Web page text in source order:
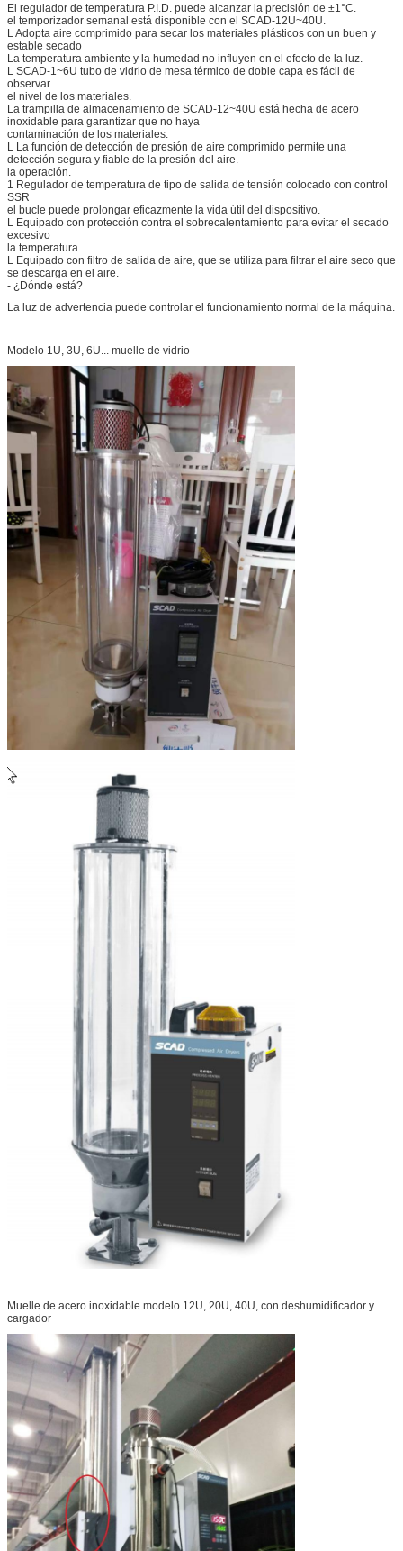
El regulador de temperatura P.I.D. puede alcanzar la precisión de ±1°C.
el temporizador semanal está disponible con el SCAD-12U~40U.
L Adopta aire comprimido para secar los materiales plásticos con un buen y
estable secado
La temperatura ambiente y la humedad no influyen en el efecto de la luz.
L SCAD-1~6U tubo de vidrio de mesa térmico de doble capa es fácil de
observar
el nivel de los materiales.
La trampilla de almacenamiento de SCAD-12~40U está hecha de acero
inoxidable para garantizar que no haya
contaminación de los materiales.
L La función de detección de presión de aire comprimido permite una
detección segura y fiable de la presión del aire.
la operación.
1 Regulador de temperatura de tipo de salida de tensión colocado con control
SSR
el bucle puede prolongar eficazmente la vida útil del dispositivo.
L Equipado con protección contra el sobrecalentamiento para evitar el secado
excesivo
la temperatura.
L Equipado con filtro de salida de aire, que se utiliza para filtrar el aire seco que
se descarga en el aire.
- ¿Dónde está?
La luz de advertencia puede controlar el funcionamiento normal de la máquina.
Modelo 1U, 3U, 6U... muelle de vidrio
Muelle de acero inoxidable modelo 12U, 20U, 40U, con deshumidificador y
cargador